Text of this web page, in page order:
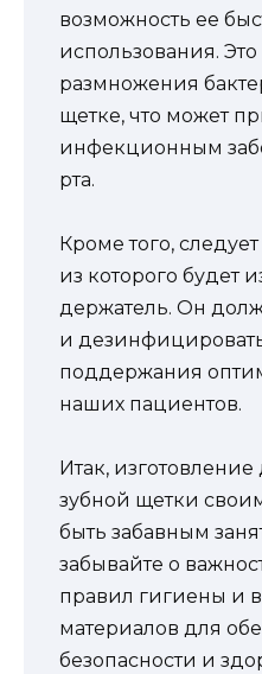
возможность ее
использования.
размножения
щетке, что может
инфекционным
рта.
Кроме того,
из которого будет
держатель. Он
и
поддержания
наших пациентов.
Итак,
зубной щетки
быть забавным
забывайте о
правил гигиены и
материалов для
безопасности и